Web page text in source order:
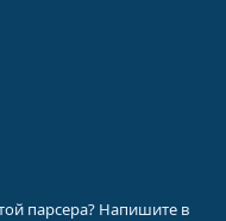
парсера? Напишите в